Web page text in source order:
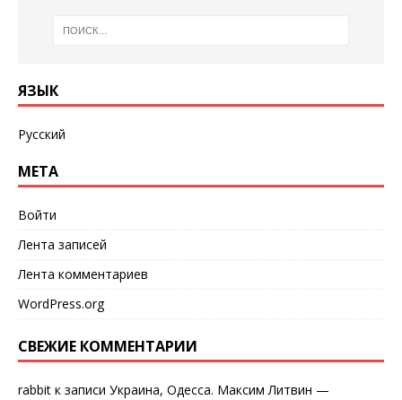
ЯЗЫК
Русский
МЕТА
Войти
Лента записей
Лента комментариев
WordPress.org
СВЕЖИЕ КОММЕНТАРИИ
rabbit к записи Украина, Одесса. Максим Литвин —